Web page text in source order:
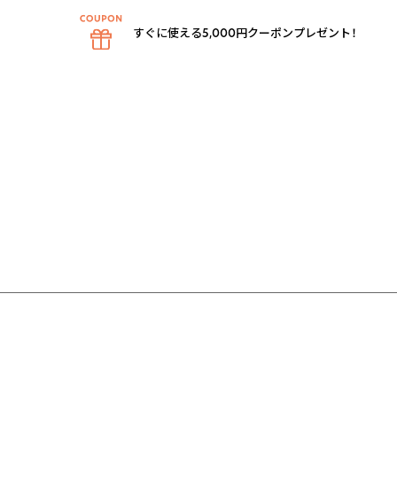
すぐに使える5,000円クーポンプレゼント！